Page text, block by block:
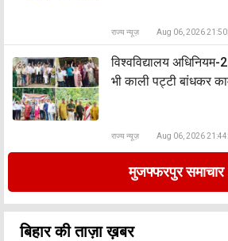
राज्य न्यूज़ Aug 06, 2026
विश्वविद्यालय
भी काली पट्टी बांधकर
राज्य न्यूज़ Aug 06, 2026
मुजफ्फरपुर समाचार
बिहार की ताज़ा ख़बर